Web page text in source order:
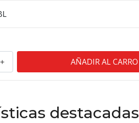
+
destacadas